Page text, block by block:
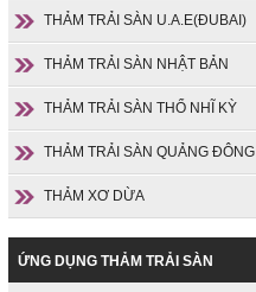
THẢM TRẢI SÀN U.A.E(ĐUBAI)
THẢM TRẢI SÀN NHẬT BẢN
THẢM TRẢI SÀN THỔ NHĨ KỲ
THẢM TRẢI SÀN QUẢNG ĐÔNG
THẢM XƠ DỪA
ỨNG DỤNG THẢM TRẢI SÀN